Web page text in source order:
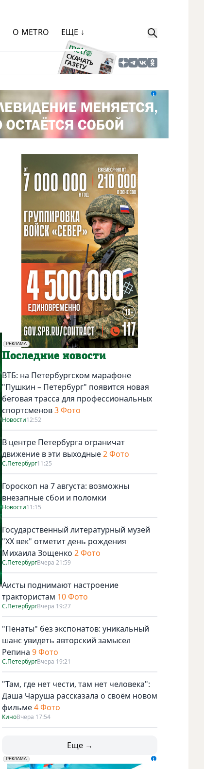
О METRO ЕЩЕ ↓
РЕКЛАМА
Социальная реклама
Последние новости
ВТБ: на Петербургском марафоне
"Пушкин – Петербург" появится новая
беговая трасса для профессиональных
спортсменов3 Фото
Новости12:52
В центре Петербурга ограничат
движение в эти выходные2 Фото
С.Петербург11:25
Гороскоп на 7 августа: возможны
внезапные сбои и поломки
Новости11:15
Государственный литературный музей
"ХХ век" отметит день рождения
Михаила Зощенко 2 Фото
С.ПетербургВчера 21:59
Аисты поднимают настроение
трактористам 10 Фото
С.ПетербургВчера 19:27
"Пенаты" без экспонатов: уникальный
шанс увидеть авторский замысел
Репина 9 Фото
С.ПетербургВчера 19:21
"Там, где нет чести, там нет человека":
Даша Чаруша рассказала о своём новом
фильме4 Фото
КиноВчера 17:54
Еще →
erid: LdtCK5udn
РЕКЛАМА
АО "ГАТР", ИНН: 7841320717